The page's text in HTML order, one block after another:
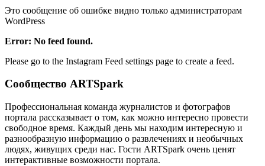
Это сообщение об ошибке видно только администраторам
WordPress
Error: No feed found.
Please go to the Instagram Feed settings page to create a feed.
Сообщество ARTSpark
Профессиональная команда журналистов и фотографов
портала рассказывает о том, как можно интересно провести
свободное время. Каждый день мы находим интересную и
разнообразную информацию о развлечениях и необычных
людях, живущих среди нас. Гости ARTSpark очень ценят
интерактивные возможности портала.